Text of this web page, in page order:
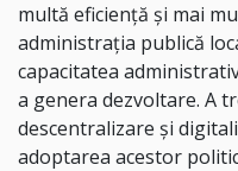
multă eficiență și mai
administrația publică
capacitatea
a genera dezvoltare. A
descentralizare și
adoptarea acestor